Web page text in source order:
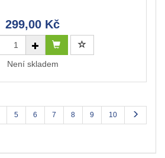
299,00 Kč
Není skladem
5 6 7 8 9 10